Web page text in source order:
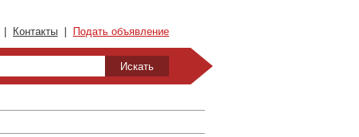
Контакты Подать объявление